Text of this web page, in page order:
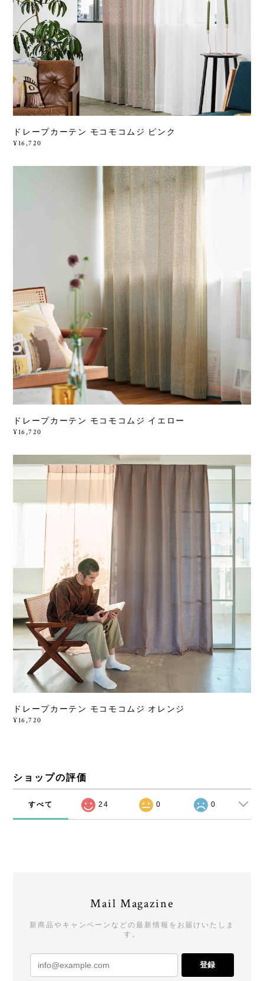
ドレープカーテン モコモコムジ ピンク
¥16,720
ドレープカーテン モコモコムジ イエロー
¥16,720
ドレープカーテン モコモコムジ オレンジ
¥16,720
ショップの評価
すべて 24 0 0
Mail Magazine
新商品やキャンペーンなどの最新情報をお届けいたしま
す。
登録